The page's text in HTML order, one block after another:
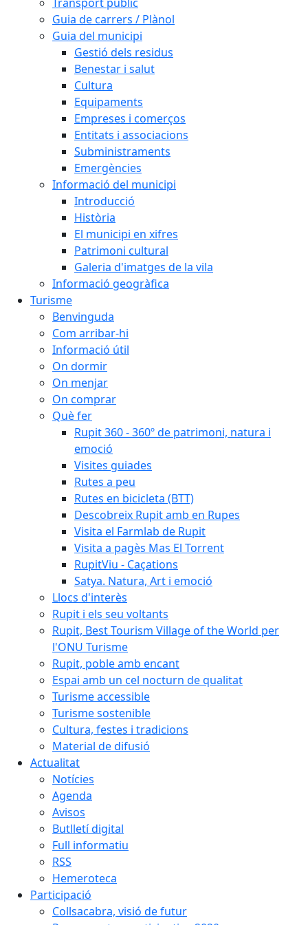
Guia de carrers / Plànol
Guia del municipi
Gestió dels residus
Benestar i salut
Cultura
Equipaments
Empreses i comerços
Entitats i associacions
Subministraments
Emergències
Informació del municipi
Introducció
Història
El municipi en xifres
Patrimoni cultural
Galeria d'imatges de la vila
Informació geogràfica
Turisme
Benvinguda
Com arribar-hi
Informació útil
On dormir
On menjar
On comprar
Què fer
Rupit 360 - 360º de patrimoni, natura i
emoció
Visites guiades
Rutes a peu
Rutes en bicicleta (BTT)
Descobreix Rupit amb en Rupes
Visita el Farmlab de Rupit
Visita a pagès Mas El Torrent
RupitViu - Caçations
Satya. Natura, Art i emoció
Llocs d'interès
Rupit i els seu voltants
Rupit, Best Tourism Village of the World per
l'ONU Turisme
Rupit, poble amb encant
Espai amb un cel nocturn de qualitat
Turisme accessible
Turisme sostenible
Cultura, festes i tradicions
Material de difusió
Actualitat
Notícies
Agenda
Avisos
Butlletí digital
Full informatiu
RSS
Hemeroteca
Participació
Collsacabra, visió de futur